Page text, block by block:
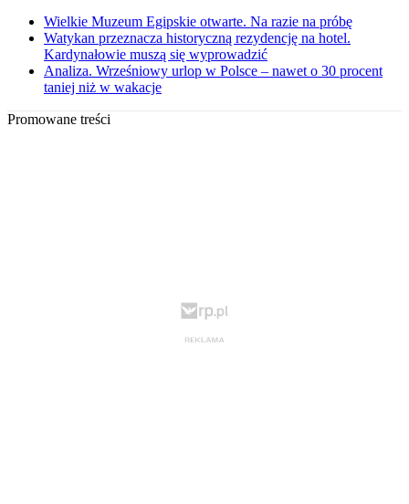
Wielkie Muzeum Egipskie otwarte. Na razie na próbę
Watykan przeznacza historyczną rezydencję na hotel.
Kardynałowie muszą się wyprowadzić
Analiza. Wrześniowy urlop w Polsce – nawet o 30 procent
taniej niż w wakacje
Promowane treści